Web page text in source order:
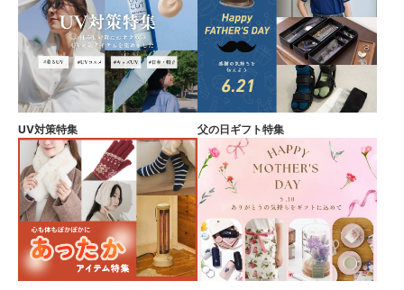
UV対策特集 父の日ギフト特集